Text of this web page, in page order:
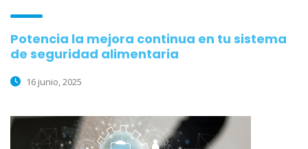
Potencia la mejora continua en tu sistema
de seguridad alimentaria
16 junio, 2025